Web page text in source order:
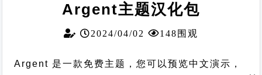
Argent主题汉化包
2024/04/02 148围观
Argent 是一款免费主题，您可以预览中文演示，